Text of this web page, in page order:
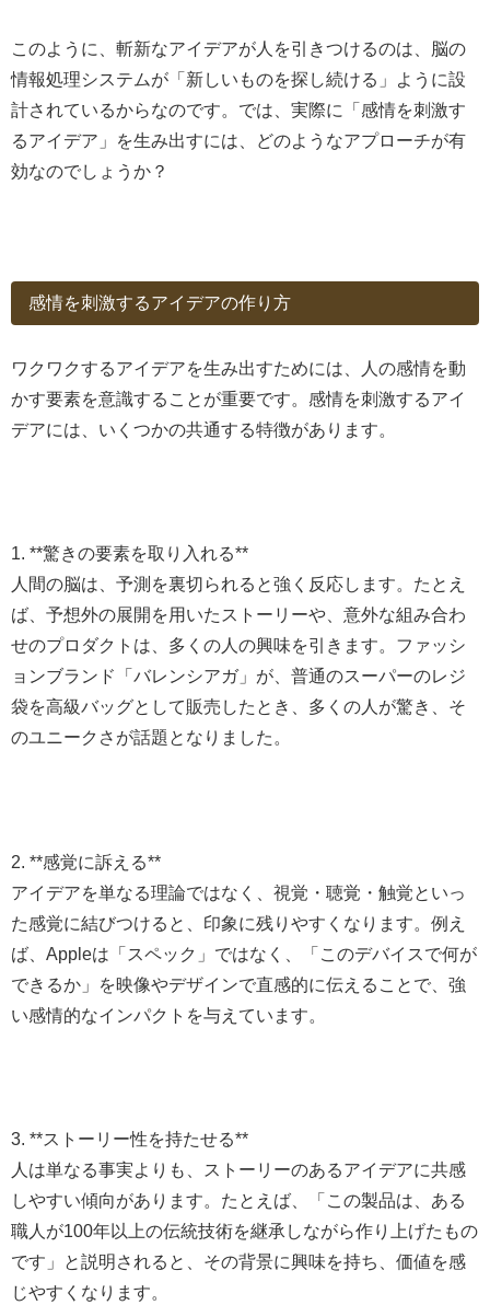
このように、斬新なアイデアが人を引きつけるのは、脳の
情報処理システムが「新しいものを探し続ける」ように設
計されているからなのです。では、実際に「感情を刺激す
るアイデア」を生み出すには、どのようなアプローチが有
効なのでしょうか？
感情を刺激するアイデアの作り方
ワクワクするアイデアを生み出すためには、人の感情を動
かす要素を意識することが重要です。感情を刺激するアイ
デアには、いくつかの共通する特徴があります。
1. **驚きの要素を取り入れる**
人間の脳は、予測を裏切られると強く反応します。たとえ
ば、予想外の展開を用いたストーリーや、意外な組み合わ
せのプロダクトは、多くの人の興味を引きます。ファッシ
ョンブランド「バレンシアガ」が、普通のスーパーのレジ
袋を高級バッグとして販売したとき、多くの人が驚き、そ
のユニークさが話題となりました。
2. **感覚に訴える**
アイデアを単なる理論ではなく、視覚・聴覚・触覚といっ
た感覚に結びつけると、印象に残りやすくなります。例え
ば、Appleは「スペック」ではなく、「このデバイスで何が
できるか」を映像やデザインで直感的に伝えることで、強
い感情的なインパクトを与えています。
3. **ストーリー性を持たせる**
人は単なる事実よりも、ストーリーのあるアイデアに共感
しやすい傾向があります。たとえば、「この製品は、ある
職人が100年以上の伝統技術を継承しながら作り上げたもの
です」と説明されると、その背景に興味を持ち、価値を感
じやすくなります。